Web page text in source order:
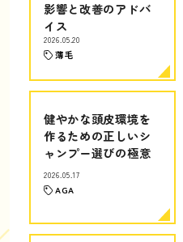
影響と改善のアドバ
イス
2026.05.20
薄毛
健やかな頭皮環境を
作るための正しいシ
ャンプー選びの極意
2026.05.17
AGA